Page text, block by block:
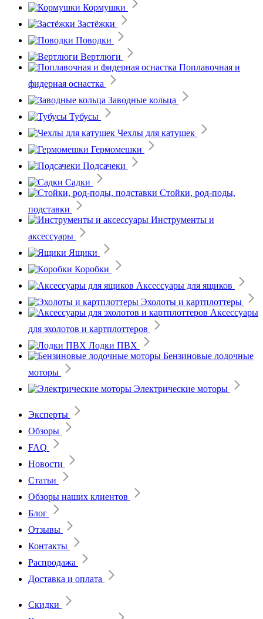
Кормушки
Застёжки
Поводки
Вертлюги
Поплавочная и
фидерная оснастка
Заводные кольца
Тубусы
Чехлы для катушек
Гермомешки
Подсачеки
Садки
Стойки, род-поды,
подставки
Инструменты и
аксессуары
Ящики
Коробки
Аксессуары для ящиков
Эхолоты и картплоттеры
Аксессуары
для эхолотов и картплоттеров
Лодки ПВХ
Бензиновые лодочные
моторы
Электрические моторы
Эксперты
Обзоры
FAQ
Новости
Статьи
Обзоры наших клиентов
Блог
Отзывы
Контакты
Распродажа
Доставка и оплата
Скидки